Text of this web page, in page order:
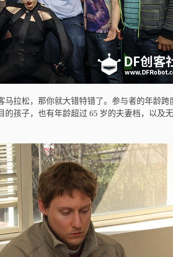
马拉松，那你就大错特错了。参与者的年龄
的孩子，也有年龄超过 65 岁的夫妻档，以及